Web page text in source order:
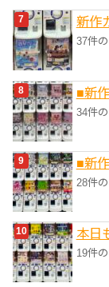
新作
37件
■新
34件
■新
28件
本日
19件